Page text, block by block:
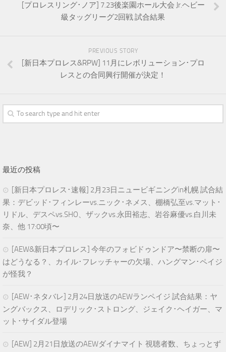
[プロレスリング･ノア] 7.23後楽園ホール大会 Jr.ヘビー
級タッグリーグ2回戦 試合結果
PREVIOUS STORY
[新日本プロレス&RPW] 11月にレボリューション･プロ
レスとの合同興行開催が決定！
最近の投稿
[新日本プロレス･速報] 2月23日ニュービギニングin札幌 試合結
果：デビッド･フィンレーvs.ニック･ネメス、棚橋弘至vs.マット･
リドル、デスペvs.SHO、ザックvs.永田裕志、岩谷麻優vs.白川未
奈、他 17:00頃〜
[AEW&新日本プロレス] 今年のフォビドゥンドア〜禁断の扉〜
はどうなる？、カイル･フレッチャーの欠場、ハングマン･ペイジ
が怪我？
[AEW･ネタバレ] 2月24日放送のAEWランペイジ 試合結果：ヤ
ングバックス、ロデリック･ストロング、ジェイク･ヘイガー、マ
ット･サイダル登場
[AEW] 2月21日放送のAEWダイナマイト 視聴者数、ちょっとず